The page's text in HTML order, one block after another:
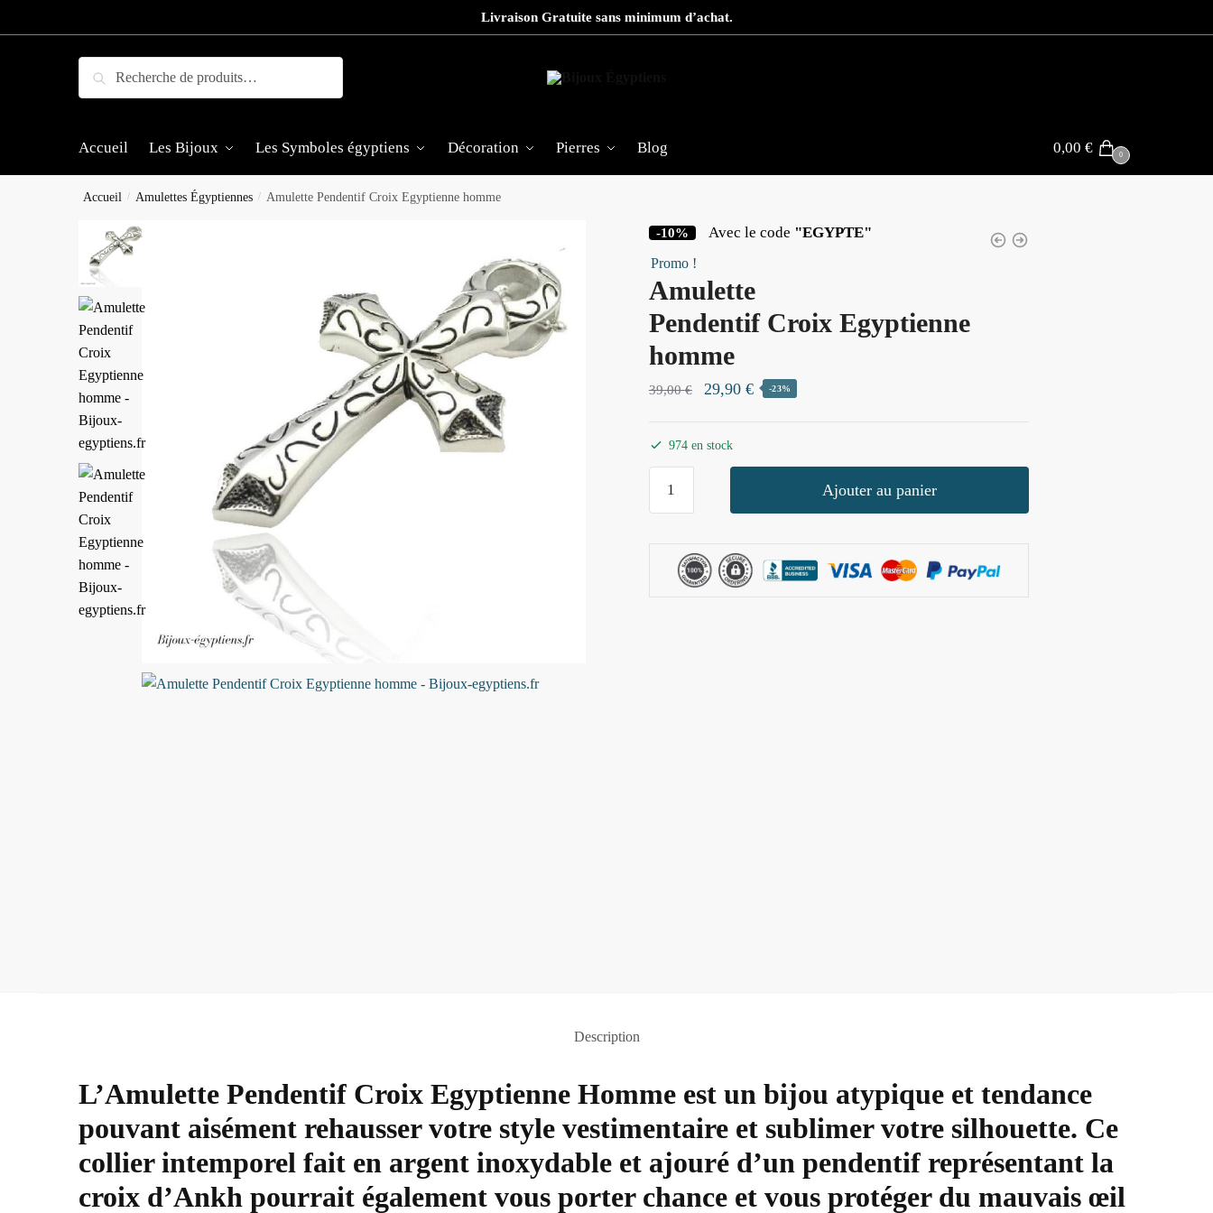
to
to
Livraison Gratuite sans minimum d’achat.
Recherche
Accueil Les Bijoux Les Symboles égyptiens Décoration Pierres Blog 0,00 € 0
Accueil / Amulettes Égyptiennes / Amulette Pendentif Croix Egyptienne homme
-10% Avec le code "EGYPTE"
Promo !
Amulette
Pendentif Croix Egyptienne
homme
39,00€
Le
initial
était :
29,90 €Le
est :
-23%
974 en stock
Croix
Egyptienne
Ajouter au panier
Description
L’Amulette Pendentif Croix Egyptienne Homme est un bijou atypique et tendance
pouvant aisément rehausser votre style vestimentaire et sublimer votre silhouette. Ce
collier intemporel fait en argent inoxydable et ajouré d’un pendentif représentant la
croix d’Ankh pourrait également vous porter chance et vous protéger du mauvais œil